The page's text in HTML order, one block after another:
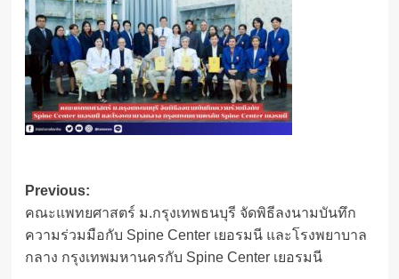
Post
navigation
Previous:
คณะแพทยศาสตร์ ม.กรุงเทพธนบุรี จัดพิธีลงนามบันทึก
ความร่วมมือกับ Spine Center เยอรมนี และโรงพยาบาล
กลาง กรุงเทพมหานครกับ Spine Center เยอรมนี